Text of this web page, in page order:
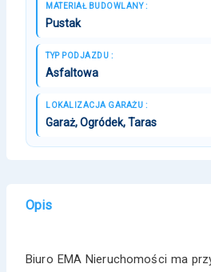
MATERIAŁ BUDOWLANY :
Pustak
TYP PODJAZDU :
Asfaltowa
LOKALIZACJA GARAŻU :
Garaż, Ogródek, Taras
Opis
Biuro EMA Nieruchomości ma